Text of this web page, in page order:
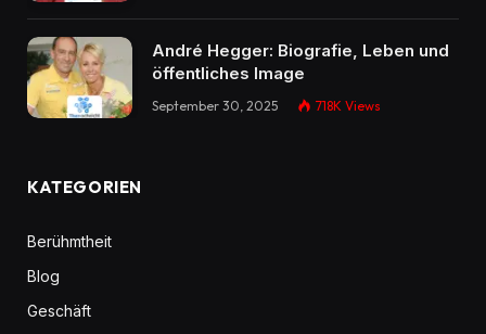
André Hegger: Biografie, Leben und
öffentliches Image
September 30, 2025 718K Views
KATEGORIEN
Berühmtheit
Blog
Geschäft